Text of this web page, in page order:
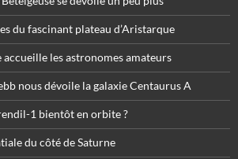
du fascinant plateau d’Aristarque
les astronomes amateurs
nous dévoile la galaxie Centaurus A
1 bientôt en orbite ?
du côté de Saturne